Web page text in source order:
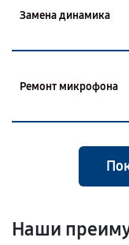
Замена динамика
Ремонт микрофона
Наши